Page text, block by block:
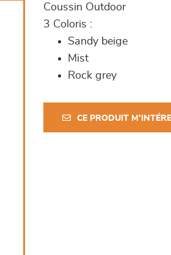
Coussin Outdoor
3 Coloris :
Sandy beige
Mist
Rock grey
CE PRODUIT